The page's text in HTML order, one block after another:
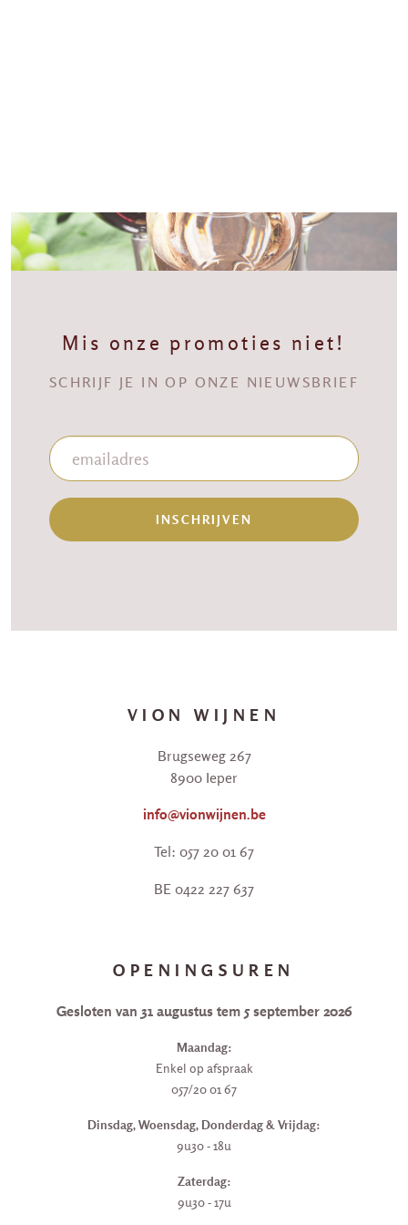
Mis onze promoties niet!
SCHRIJF JE IN OP ONZE NIEUWSBRIEF
INSCHRIJVEN
VION WIJNEN
Brugseweg 267
8900 Ieper
info@vionwijnen.be
Tel: 057 20 01 67
BE 0422 227 637
OPENINGSUREN
Gesloten van 31 augustus tem 5 september 2026
Maandag:
Enkel op afspraak
057/20 01 67
Dinsdag, Woensdag, Donderdag & Vrijdag:
9u30 - 18u
Zaterdag:
9u30 - 17u